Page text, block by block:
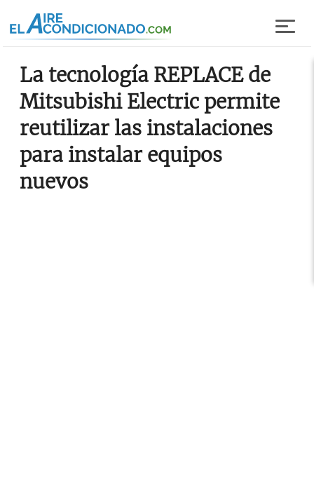
La tecnología REPLACE de
Mitsubishi Electric permite
reutilizar las instalaciones
para instalar equipos
nuevos